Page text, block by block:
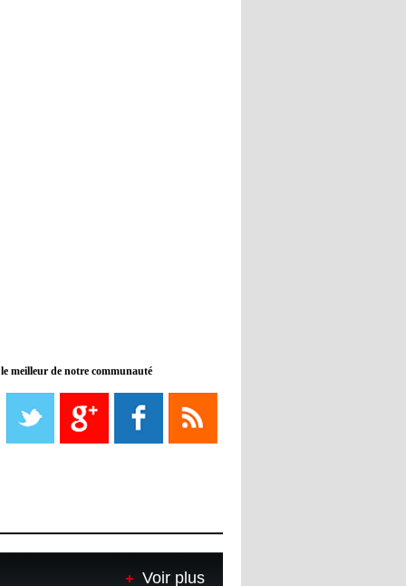
08:21 - 2022/11/08
Liverpool mis en vente par son
propriétaire
de matchs"
meilleur de notre communauté
Voir plus